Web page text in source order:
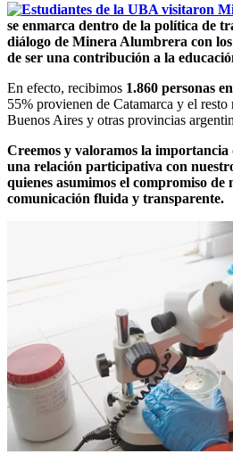
se enmarca dentro de la política de
diálogo de Minera Alumbrera con
de ser una contribución a la
En efecto, recibimos 1.860 personas
55% provienen de Catamarca y el
Buenos Aires y otras provincias
Creemos y valoramos la
una relación participativa con
quienes asumimos el compromiso de
comunicación fluida y transparente.